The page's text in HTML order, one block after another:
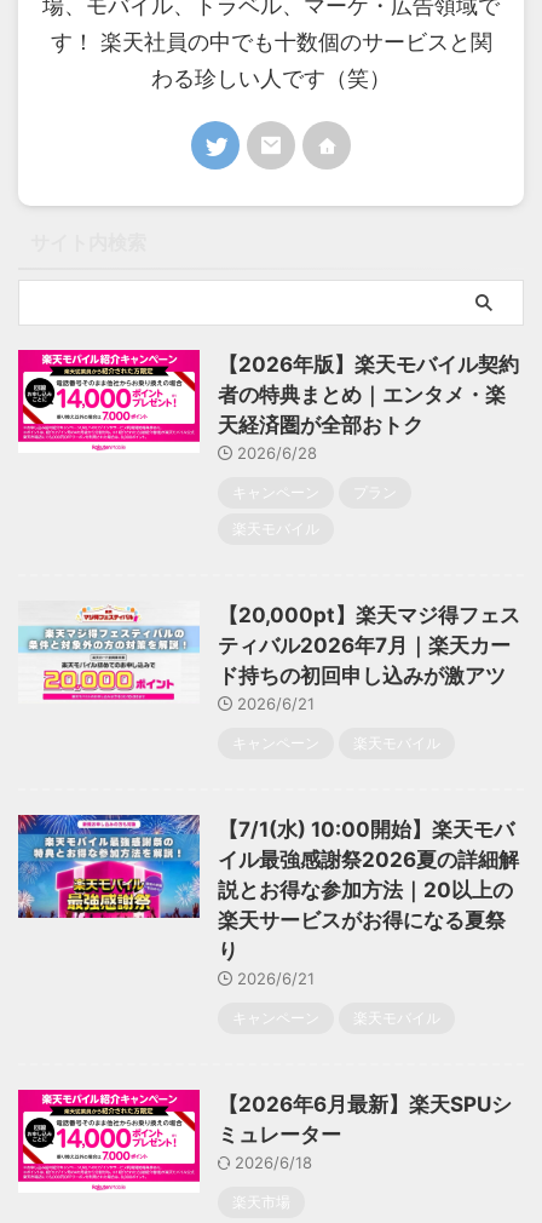
場、モバイル、トラベル、マーケ・広告領域で
す！ 楽天社員の中でも十数個のサービスと関
わる珍しい人です（笑）
【2026年版】楽天モバイル契約
者の特典まとめ｜エンタメ・楽
天経済圏が全部おトク
2026/6/28
キャンペーン
プラン
楽天モバイル
【20,000pt】楽天マジ得フェス
ティバル2026年7月｜楽天カー
ド持ちの初回申し込みが激アツ
2026/6/21
キャンペーン 楽天モバイル
【7/1(水) 10:00開始】楽天モバ
イル最強感謝祭2026夏の詳細解
説とお得な参加方法｜20以上の
楽天サービスがお得になる夏祭
り
2026/6/21
キャンペーン 楽天モバイル
【2026年6月最新】楽天SPUシ
ミュレーター
2026/6/18
楽天市場